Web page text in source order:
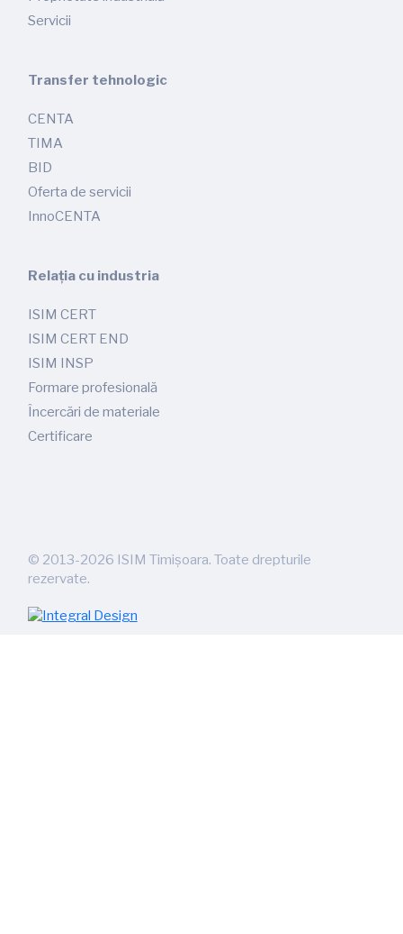
Servicii
Transfer tehnologic
CENTA
TIMA
BID
Oferta de servicii
InnoCENTA
Relația cu industria
ISIM CERT
ISIM CERT END
ISIM INSP
Formare profesională
Încercări de materiale
Certificare
© 2013-2026 ISIM Timișoara. Toate drepturile
rezervate.